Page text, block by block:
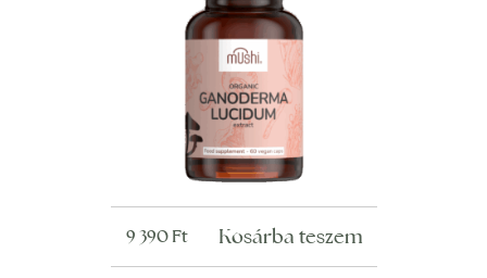
9 390Ft Kosárba teszem